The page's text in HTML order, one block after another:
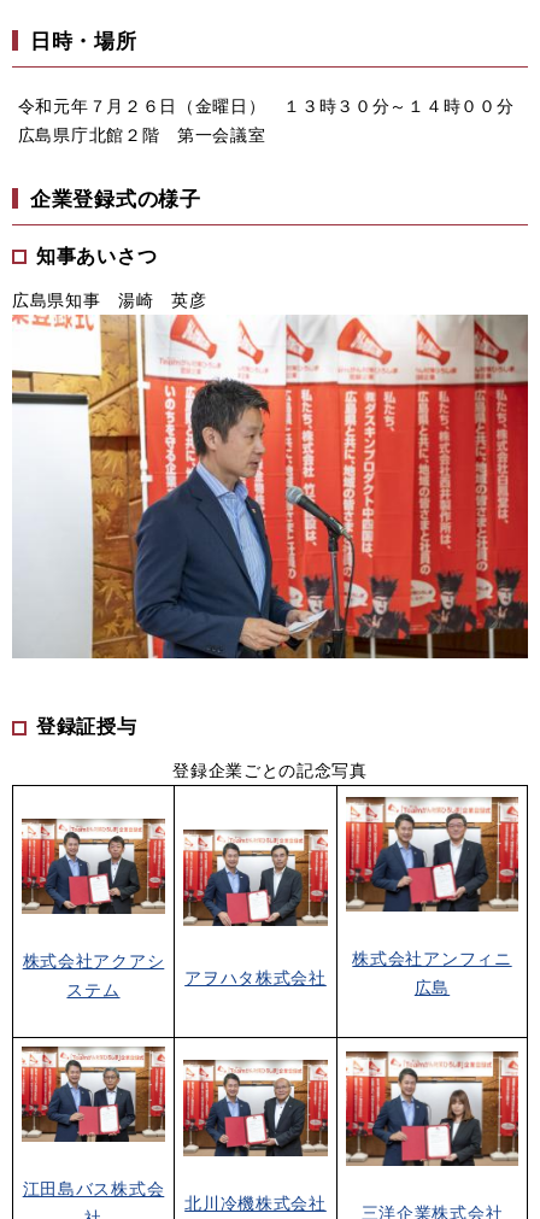
日時・場所
令和元年７月２６日（金曜日） １３時３０分～１４時００分
広島県庁北館２階 第一会議室
企業登録式の様子
知事あいさつ
広島県知事 湯崎 英彦
登録証授与
登録企業ごとの記念写真
株式会社アクアシ
ステム
アヲハタ株式会社
株式会社アンフィニ
広島
江田島バス株式会
北川冷機株式会社 三洋企業株式会社